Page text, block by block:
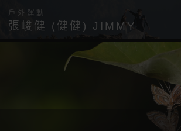
戶外運動
張峻健 (健健) JIMMY